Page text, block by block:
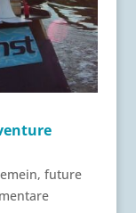
, future